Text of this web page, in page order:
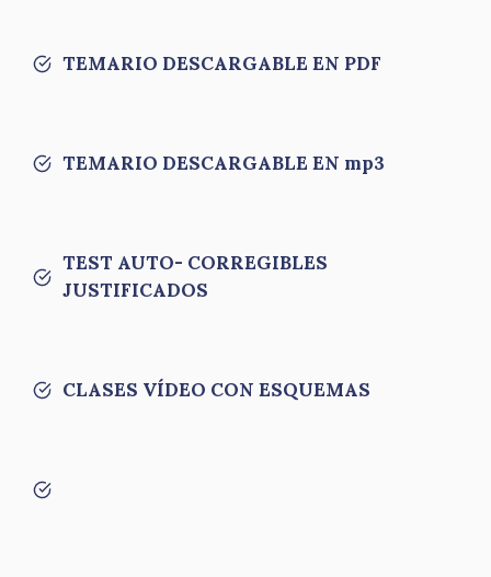
TEMARIO DESCARGABLE EN PDF
TEMARIO DESCARGABLE EN mp3
TEST AUTO- CORREGIBLES
JUSTIFICADOS
CLASES VÍDEO CON ESQUEMAS